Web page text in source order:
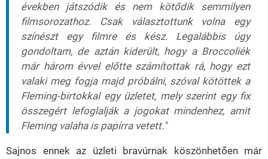
években játszódik és nem kötődik semmilyen
filmsorozathoz. Csak választottunk volna egy
színészt egy filmre és kész. Legalábbis úgy
gondoltam, de aztán kiderült, hogy a Broccoliék
már három évvel előtte számítottak rá, hogy ezt
valaki meg fogja majd próbálni, szóval kötöttek a
Fleming-birtokkal egy üzletet, mely szerint egy fix
összegért lefoglalják a jogokat mindenhez, amit
Fleming valaha is papírra vetett."
Sajnos ennek az üzleti bravúrnak köszönhetően már